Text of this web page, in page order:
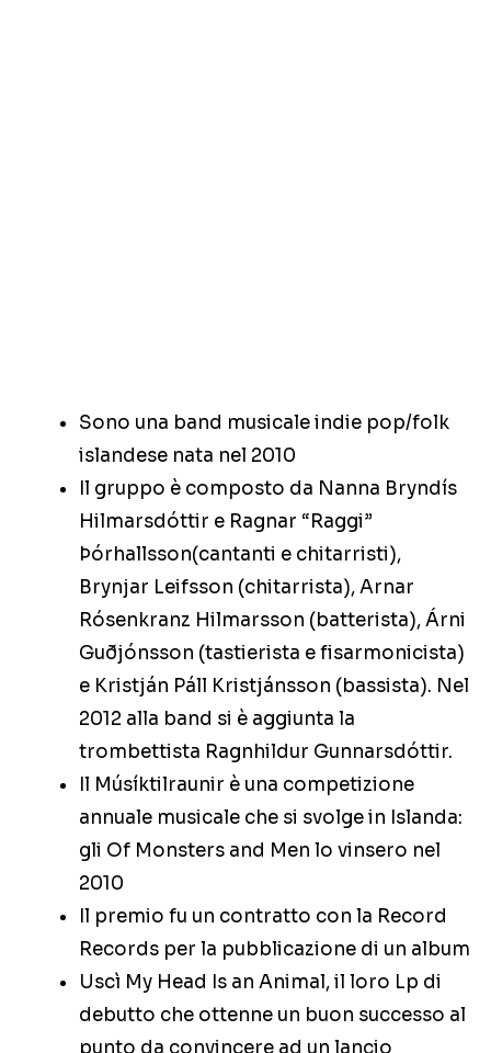
Sono una band musicale indie pop/folk
islandese nata nel 2010
Il gruppo è composto da Nanna Bryndís
Hilmarsdóttir e Ragnar “Raggi”
Þórhallsson(cantanti e chitarristi),
Brynjar Leifsson (chitarrista), Arnar
Rósenkranz Hilmarsson (batterista), Árni
Guðjónsson (tastierista e fisarmonicista)
e Kristján Páll Kristjánsson (bassista). Nel
2012 alla band si è aggiunta la
trombettista Ragnhildur Gunnarsdóttir.
Il Músíktilraunir è una competizione
annuale musicale che si svolge in Islanda:
gli Of Monsters and Men lo vinsero nel
2010
Il premio fu un contratto con la Record
Records per la pubblicazione di un album
Uscì My Head Is an Animal, il loro Lp di
debutto che ottenne un buon successo al
punto da convincere ad un lancio